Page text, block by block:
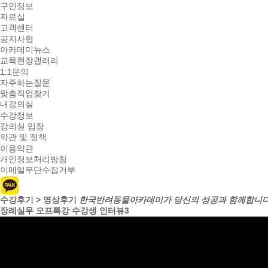
구인정보
자료실
고객센터
공지사항
아카데미뉴스
교육현장갤러리
1:1문의
자주하는질문
맞춤직업찾기
내강의실
수강정보
강의실 입장
약관 및 정책
이용약관
개인정보처리방침
이메일무단수집거부
수강후기 > 영상후기 한국반려동물아카데미가 당신의 성공과 함께합니
장례실무 오프특강 수강생 인터뷰3